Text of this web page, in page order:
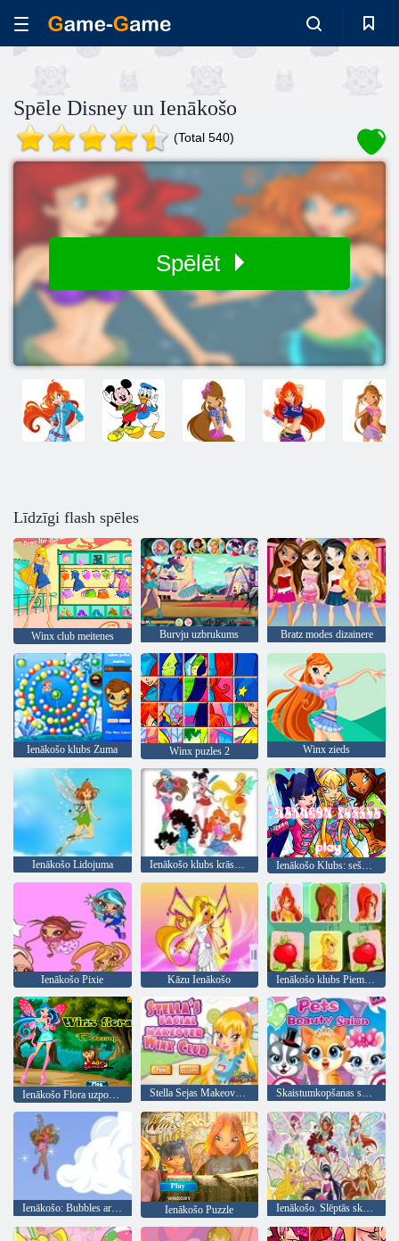
Spēle Disney un Ienākošo
(Total 540)
Spēlēt
Līdzīgi flash spēles
Winx club meitenes Burvju uzbrukums Bratz modes dizainere
Ienākošo klubs Zuma Winx puzles 2 Winx zieds
Ienākošo Lidojuma Ienākošo klubs krāsošana Ienākošo Klubs: sešstūra puzle
Ienākošo Pixie Kāzu Ienākošo Ienākošo klubs Piemiņas triks
Stella Sejas Makeover Ienākošo klubs Skaistumkopšanas salons par mājdzīvniekiem
Ienākošo: Bubbles ar fejas Ienākošo Puzzle Ienākošo. Slēptās skaits